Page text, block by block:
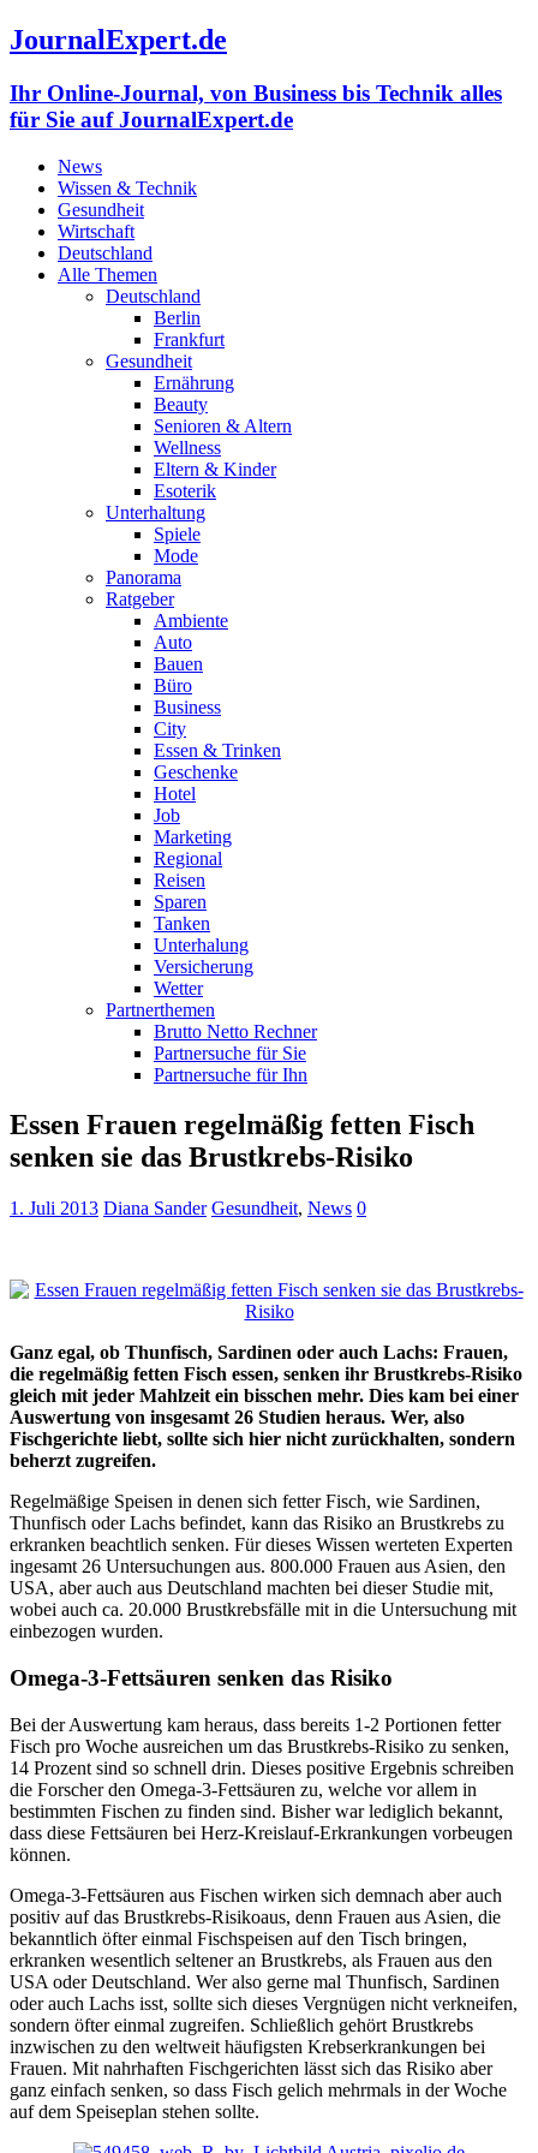
JournalExpert.de
Ihr Online-Journal, von Business bis Technik alles
für Sie auf JournalExpert.de
News
Wissen & Technik
Gesundheit
Wirtschaft
Deutschland
Alle Themen
Deutschland
Berlin
Frankfurt
Gesundheit
Ernährung
Beauty
Senioren & Altern
Wellness
Eltern & Kinder
Esoterik
Unterhaltung
Spiele
Mode
Panorama
Ratgeber
Ambiente
Auto
Bauen
Büro
Business
City
Essen & Trinken
Geschenke
Hotel
Job
Marketing
Regional
Reisen
Sparen
Tanken
Unterhalung
Versicherung
Wetter
Partnerthemen
Brutto Netto Rechner
Partnersuche für Sie
Partnersuche für Ihn
Essen Frauen regelmäßig fetten Fisch
senken sie das Brustkrebs-Risiko
1. Juli 2013 Diana Sander Gesundheit, News 0
Ganz egal, ob Thunfisch, Sardinen oder auch Lachs: Frauen,
die regelmäßig fetten Fisch essen, senken ihr Brustkrebs-Risiko
gleich mit jeder Mahlzeit ein bisschen mehr. Dies kam bei einer
Auswertung von insgesamt 26 Studien heraus. Wer, also
Fischgerichte liebt, sollte sich hier nicht zurückhalten, sondern
beherzt zugreifen.
Regelmäßige Speisen in denen sich fetter Fisch, wie Sardinen,
Thunfisch oder Lachs befindet, kann das Risiko an Brustkrebs zu
erkranken beachtlich senken. Für dieses Wissen werteten Experten
ingesamt 26 Untersuchungen aus. 800.000 Frauen aus Asien, den
USA, aber auch aus Deutschland machten bei dieser Studie mit,
wobei auch ca. 20.000 Brustkrebsfälle mit in die Untersuchung mit
einbezogen wurden.
Omega-3-Fettsäuren senken das Risiko
Bei der Auswertung kam heraus, dass bereits 1-2 Portionen fetter
Fisch pro Woche ausreichen um das Brustkrebs-Risiko zu senken,
14 Prozent sind so schnell drin. Dieses positive Ergebnis schreiben
die Forscher den Omega-3-Fettsäuren zu, welche vor allem in
bestimmten Fischen zu finden sind. Bisher war lediglich bekannt,
dass diese Fettsäuren bei Herz-Kreislauf-Erkrankungen vorbeugen
können.
Omega-3-Fettsäuren aus Fischen wirken sich demnach aber auch
positiv auf das Brustkrebs-Risikoaus, denn Frauen aus Asien, die
bekanntlich öfter einmal Fischspeisen auf den Tisch bringen,
erkranken wesentlich seltener an Brustkrebs, als Frauen aus den
USA oder Deutschland. Wer also gerne mal Thunfisch, Sardinen
oder auch Lachs isst, sollte sich dieses Vergnügen nicht verkneifen,
sondern öfter einmal zugreifen. Schließlich gehört Brustkrebs
inzwischen zu den weltweit häufigsten Krebserkrankungen bei
Frauen. Mit nahrhaften Fischgerichten lässt sich das Risiko aber
ganz einfach senken, so dass Fisch gelich mehrmals in der Woche
auf dem Speiseplan stehen sollte.